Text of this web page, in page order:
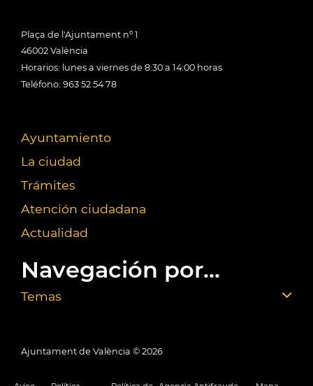
Plaça de l'Ajuntament nº 1
46002 València
Horarios: lunes a viernes de 8:30 a 14:00 horas
Teléfono: 963 52 54 78
Ayuntamiento
La ciudad
Trámites
Atención ciudadana
Actualidad
Navegación por...
Temas
Ajuntament de València © 2026